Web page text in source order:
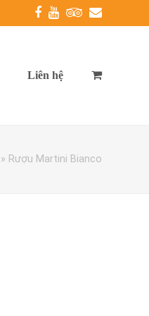
Facebook
YoutubeTripadvisor
Email
Liên hệ
» Rượu Martini Bianco